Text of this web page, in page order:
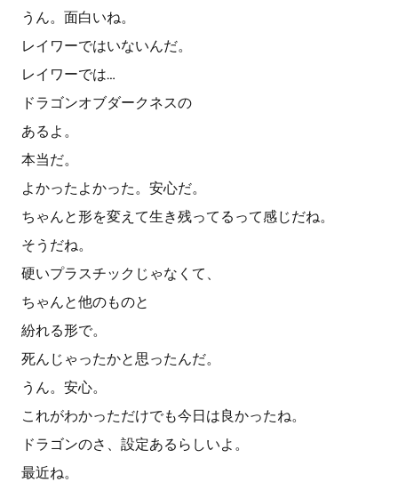
うん。面白いね。
レイワーではいないんだ。
レイワーでは…
ドラゴンオブダークネスの
あるよ。
本当だ。
よかったよかった。安心だ。
ちゃんと形を変えて生き残ってるって感じだね。
そうだね。
硬いプラスチックじゃなくて、
ちゃんと他のものと
紛れる形で。
死んじゃったかと思ったんだ。
うん。安心。
これがわかっただけでも今日は良かったね。
ドラゴンのさ、設定あるらしいよ。
最近ね。